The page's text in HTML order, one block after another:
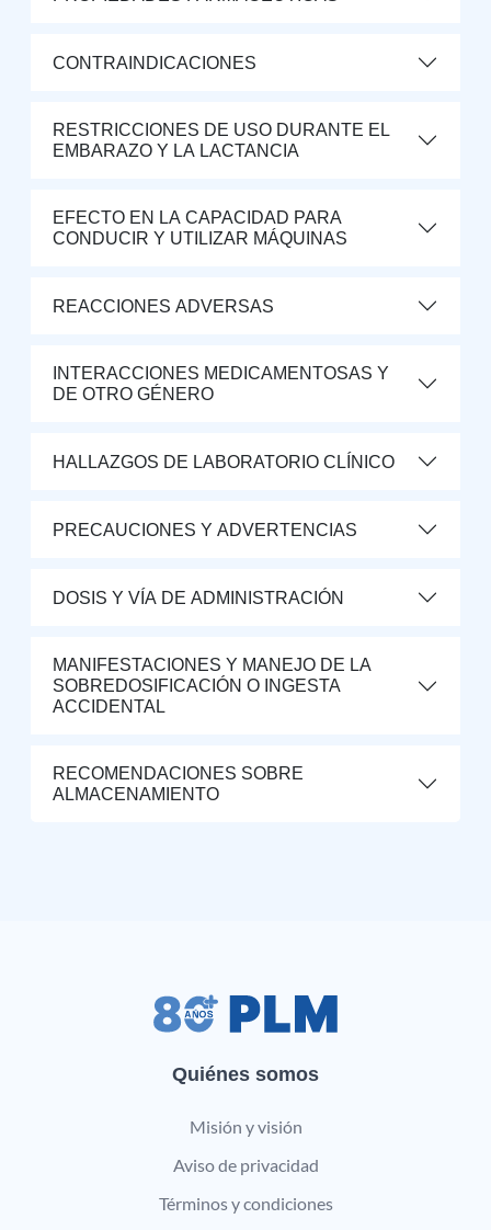
CONTRAINDICACIONES
RESTRICCIONES DE USO DURANTE EL
EMBARAZO Y LA LACTANCIA
EFECTO EN LA CAPACIDAD PARA
CONDUCIR Y UTILIZAR MÁQUINAS
REACCIONES ADVERSAS
INTERACCIONES MEDICAMENTOSAS Y
DE OTRO GÉNERO
HALLAZGOS DE LABORATORIO CLÍNICO
PRECAUCIONES Y ADVERTENCIAS
DOSIS Y VÍA DE ADMINISTRACIÓN
MANIFESTACIONES Y MANEJO DE LA
SOBREDOSIFICACIÓN O INGESTA
ACCIDENTAL
RECOMENDACIONES SOBRE
ALMACENAMIENTO
Quiénes somos
Misión y visión
Aviso de privacidad
Términos y condiciones